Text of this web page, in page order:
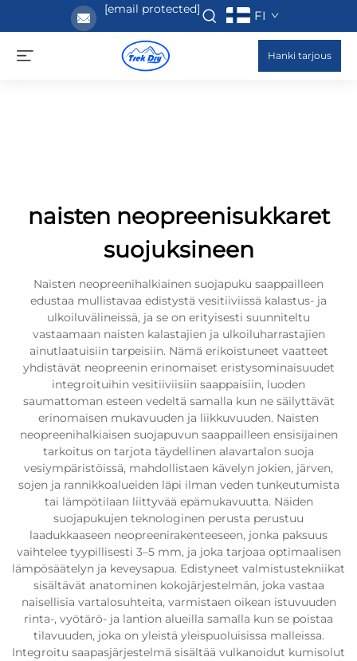
[email protected] FI
Hanki tarjous
naisten neopreenisukkaret
suojuksineen
Naisten neopreenihalkiainen suojapuku saappailleen
edustaa mullistavaa edistystä vesitiiviissä kalastus- ja
ulkoiluvälineissä, ja se on erityisesti suunniteltu
vastaamaan naisten kalastajien ja ulkoiluharrastajien
ainutlaatuisiin tarpeisiin. Nämä erikoistuneet vaatteet
yhdistävät neopreenin erinomaiset eristysominaisuudet
integroituihin vesitiiviisiin saappaisiin, luoden
saumattoman esteen vedeltä samalla kun ne säilyttävät
erinomaisen mukavuuden ja liikkuvuuden. Naisten
neopreenihalkiaisen suojapuvun saappailleen ensisijainen
tarkoitus on tarjota täydellinen alavartalon suoja
vesiympäristöissä, mahdollistaen kävelyn jokien, järven,
sojen ja rannikkoalueiden läpi ilman veden tunkeutumista
tai lämpötilaan liittyvää epämukavuutta. Näiden
suojapukujen teknologinen perusta perustuu
laadukkaaseen neopreenirakenteeseen, jonka paksuus
vaihtelee tyypillisesti 3–5 mm, ja joka tarjoaa optimaalisen
lämpösäätelyn ja keveysapua. Edistyneet valmistustekniikat
sisältävät anatominen kokojärjestelmän, joka vastaa
naisellisia vartalosuhteita, varmistaen oikean istuvuuden
rinta-, vyötärö- ja lantion alueilla samalla kun se poistaa
tilavuuden, joka on yleistä yleispuoluisissa malleissa.
Integroitu saapasjärjestelmä sisältää vulkanoidut kumisolut